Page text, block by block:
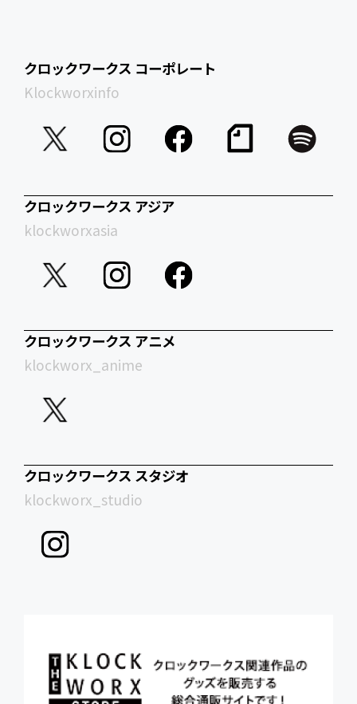
クロックワークス コーポレート
Klockworxinfo
クロックワークス アジア
klockworxasia
クロックワークス アニメ
klockworx_anime
クロックワークス スタジオ
klockworx_studio